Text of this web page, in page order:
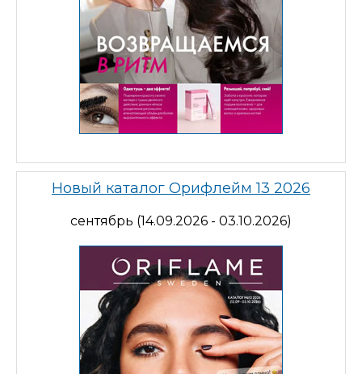
Новый каталог Орифлейм 13 2026
сентябрь (14.09.2026 - 03.10.2026)